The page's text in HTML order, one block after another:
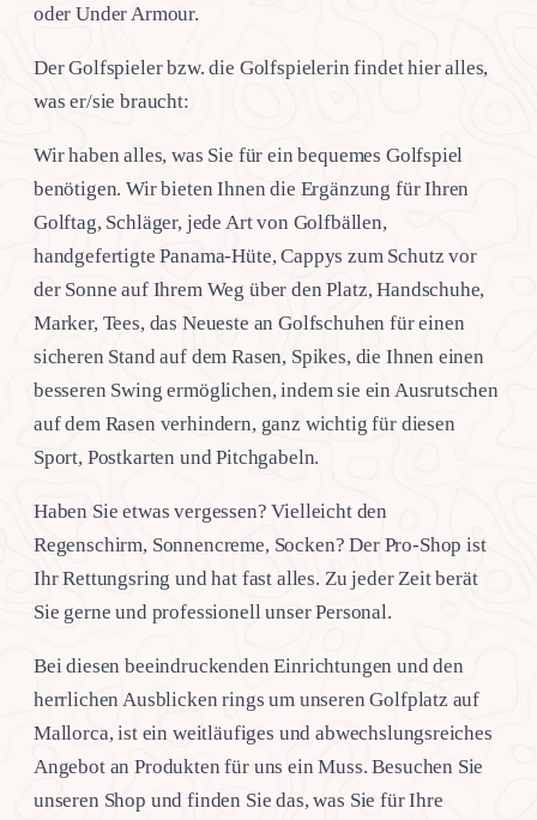
oder Under Armour.
Der Golfspieler bzw. die Golfspielerin findet hier alles,
was er/sie braucht:
Wir haben alles, was Sie für ein bequemes Golfspiel
benötigen. Wir bieten Ihnen die Ergänzung für Ihren
Golftag, Schläger, jede Art von Golfbällen,
handgefertigte Panama-Hüte, Cappys zum Schutz vor
der Sonne auf Ihrem Weg über den Platz, Handschuhe,
Marker, Tees, das Neueste an Golfschuhen für einen
sicheren Stand auf dem Rasen, Spikes, die Ihnen einen
besseren Swing ermöglichen, indem sie ein Ausrutschen
auf dem Rasen verhindern, ganz wichtig für diesen
Sport, Postkarten und Pitchgabeln.
Haben Sie etwas vergessen? Vielleicht den
Regenschirm, Sonnencreme, Socken? Der Pro-Shop ist
Ihr Rettungsring und hat fast alles. Zu jeder Zeit berät
Sie gerne und professionell unser Personal.
Bei diesen beeindruckenden Einrichtungen und den
herrlichen Ausblicken rings um unseren Golfplatz auf
Mallorca, ist ein weitläufiges und abwechslungsreiches
Angebot an Produkten für uns ein Muss. Besuchen Sie
unseren Shop und finden Sie das, was Sie für Ihre